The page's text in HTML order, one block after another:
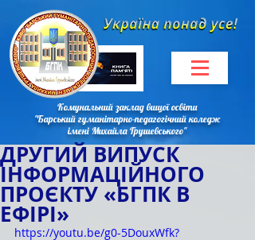
Комунальний заклад вищої освіти
"Барський гуманітарно-педагогічний коледж
імені Михайла Грушевського"
ДРУГИЙ ВИПУСК
ІНФОРМАЦІЙНОГО
ПРОЄКТУ «БГПК В
ЕФІРІ»
https://youtu.be/g0-5DouxWfk?